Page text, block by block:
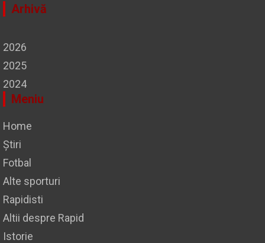
Arhivă
2026
2025
2024
Meniu
Home
Știri
Fotbal
Alte sporturi
Rapidisti
Altii despre Rapid
Istorie